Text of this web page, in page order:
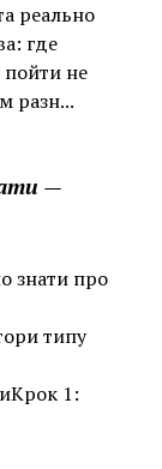
реально
где
не
разн...
—
знати про
типу
1: